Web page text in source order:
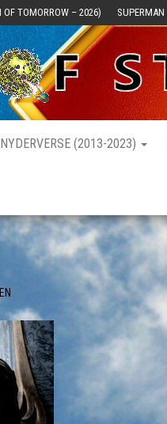
OF TOMORROW – 2026)
(2013-2023)